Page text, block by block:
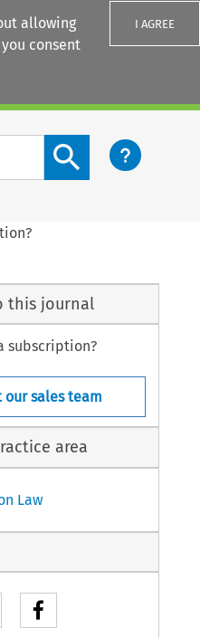
allowing
you consent
I AGREE
Search content button
this journal
subscription?
our sales team
area
Law